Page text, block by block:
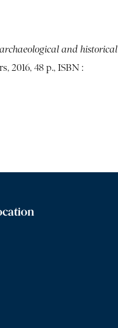
and historical
2016, 48 p., ISBN :